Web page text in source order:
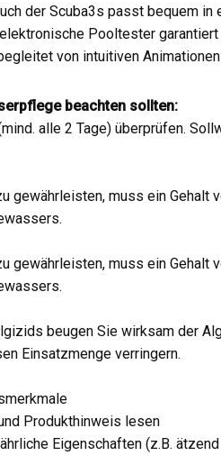
der Scuba3s passt bequem
Pooltester
von intuitiven
beachten sollten:
alle 2 Tage) überprüfen.
gewährleisten, muss ein
gewährleisten, muss ein
beugen Sie wirksam der
Einsatzmenge verringern.
Produkthinweis lesen
Eigenschaften (z.B.